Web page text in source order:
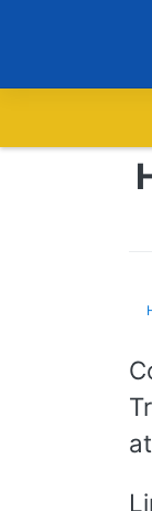
Notícias
São
Rio